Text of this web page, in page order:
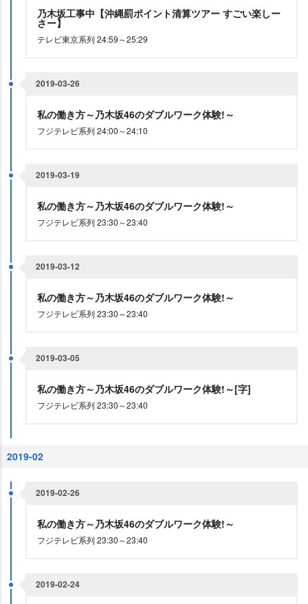
乃木坂工事中【沖縄罰ポイント清算ツアー すごい楽しー
さー】
テレビ東京系列 24:59～25:29
2019-03-26
私の働き方～乃木坂46のダブルワーク体験!～
フジテレビ系列 24:00～24:10
2019-03-19
私の働き方～乃木坂46のダブルワーク体験!～
フジテレビ系列 23:30～23:40
2019-03-12
私の働き方～乃木坂46のダブルワーク体験!～
フジテレビ系列 23:30～23:40
2019-03-05
私の働き方～乃木坂46のダブルワーク体験!～[字]
フジテレビ系列 23:30～23:40
2019-02
2019-02-26
私の働き方～乃木坂46のダブルワーク体験!～
フジテレビ系列 23:30～23:40
2019-02-24